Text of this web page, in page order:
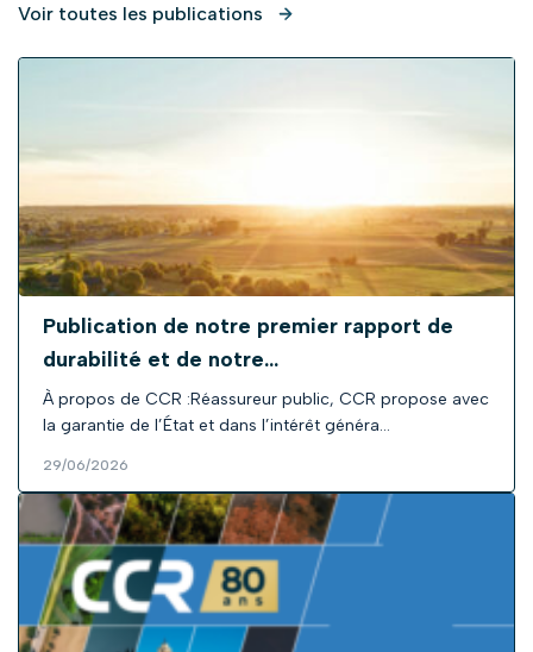
Voir toutes les publications
Publication de notre premier rapport de
durabilité et de notre...
À propos de CCR :Réassureur public, CCR propose avec
la garantie de l’État et dans l’intérêt généra…
29/06/2026